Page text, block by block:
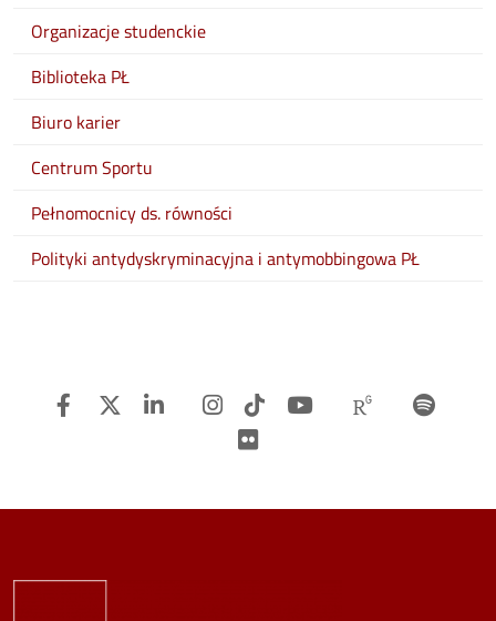
Organizacje studenckie
Biblioteka PŁ
Biuro karier
Centrum Sportu
Pełnomocnicy ds. równości
Polityki antydyskryminacyjna i antymobbingowa PŁ
Facebook
Twitter LinkedinInstagram
TiTok Youtube